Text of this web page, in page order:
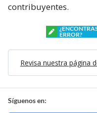
contribuyentes.
ERROR?
Revisa nuestra página
Síguenos en: